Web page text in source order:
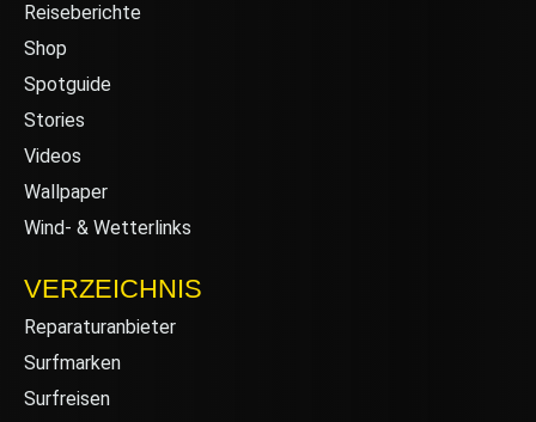
Reiseberichte
Shop
Spotguide
Stories
Videos
Wallpaper
Wind- & Wetterlinks
VERZEICHNIS
Reparaturanbieter
Surfmarken
Surfreisen